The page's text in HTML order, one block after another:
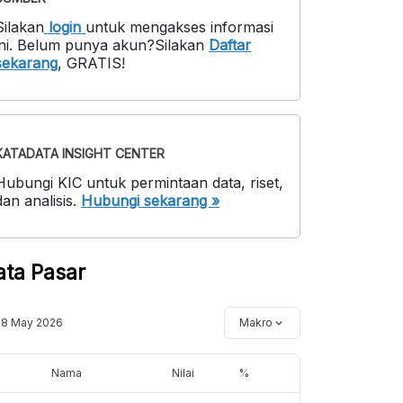
login untuk mengakses informasi
. Belum punya akun?Silakan Daftar
, GRATIS!
INSIGHT CENTER
KIC untuk permintaan data, riset,
analisis. Hubungi sekarang »
Pasar
May 2026 Makro
Nama Nilai %